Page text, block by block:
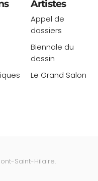
Artistes
Appel de
dossiers
Biennale du
dessin
Le Grand Salon
Saint-Hilaire.